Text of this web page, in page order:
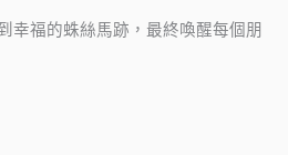
幸福的蛛絲馬跡，最終喚醒每個朋